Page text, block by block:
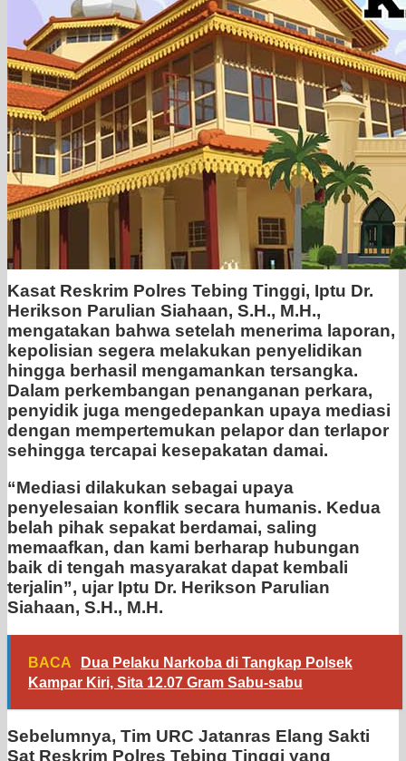
Kasat Reskrim Polres Tebing Tinggi, Iptu Dr.
Herikson Parulian Siahaan, S.H., M.H.,
mengatakan bahwa setelah menerima laporan,
kepolisian segera melakukan penyelidikan
hingga berhasil mengamankan tersangka.
Dalam perkembangan penanganan perkara,
penyidik juga mengedepankan upaya mediasi
dengan mempertemukan pelapor dan terlapor
sehingga tercapai kesepakatan damai.
“Mediasi dilakukan sebagai upaya
penyelesaian konflik secara humanis. Kedua
belah pihak sepakat berdamai, saling
memaafkan, dan kami berharap hubungan
baik di tengah masyarakat dapat kembali
terjalin”, ujar Iptu Dr. Herikson Parulian
Siahaan, S.H., M.H.
BACA
Dua Pelaku Narkoba di Tangkap Polsek
Kampar Kiri, Sita 12.07 Gram Sabu-sabu
Sebelumnya, Tim URC Jatanras Elang Sakti
Sat Reskrim Polres Tebing Tinggi yang